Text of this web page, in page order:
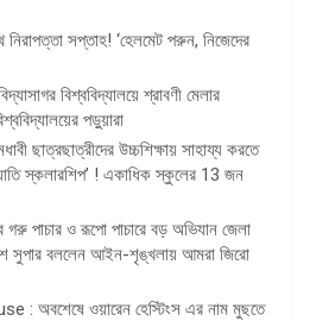
সপ্তাহ! ‘হেলমেট পরুন, নিজেদের
বিশ্ববিদ্যালয়ে শ্রাবণী মেলার
পড়ুয়ারা
ছাত্রছাত্রীদের উচ্চশিক্ষায় সাহায্য করতে
স্কলারশিপ’ ! একাধিক স্কুলের 13 জন
পাচার ও রূপো পাচারে বড় অভিযান জেলা
সুপার বললেন আইন-শৃঙ্খলায় আমরা জিরো
অবশেষে ওয়ারেন হেস্টিংস এর নাম মুছতে